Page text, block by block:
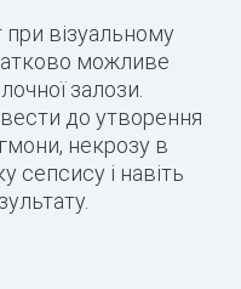
візуальному
можливе
залози.
до утворення
некрозу в
сепсису і навіть